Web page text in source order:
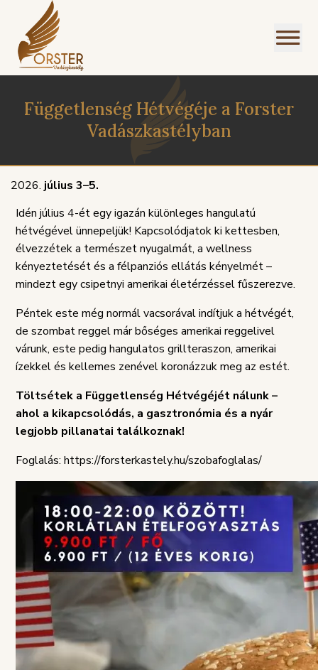
GDPR PANASZKEZELÉSI
SZABÁLYZAT
Függetlenség Hétvégéje a Forster
Vadászkastélyban
július 3–5.
Idén július 4-ét egy igazán különleges hangulatú
hétvégével ünnepeljük! Kapcsolódjatok ki kettesben,
élvezzétek a természet nyugalmát, a wellness
kényeztetését és a félpanziós ellátás kényelmét –
mindezt egy csipetnyi amerikai életérzéssel fűszerezve.
Péntek este még normál vacsorával indítjuk a hétvégét,
de szombat reggel már bőséges amerikai reggelivel
várunk, este pedig hangulatos grillteraszon, amerikai
ízekkel és kellemes zenével koronázzuk meg az estét.
Töltsétek a Függetlenség Hétvégéjét nálunk –
ahol a kikapcsolódás, a gasztronómia és a nyár
legjobb pillanatai találkoznak!
Foglalás: https://forsterkastely.hu/szobafoglalas/